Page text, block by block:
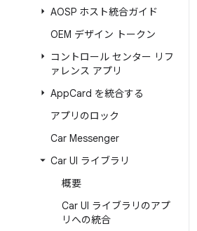
AOSP ホスト統合ガイド
OEM デザイン トークン
コントロール センター リフ
ァレンス アプリ
AppCard を統合する
アプリのロック
Car Messenger
Car UI ライブラリ
概要
Car UI ライブラリのアプ
リへの統合